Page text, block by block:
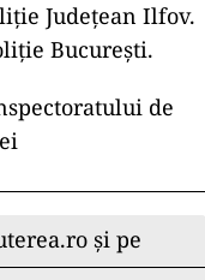
Județean Ilfov.
București.
de
și pe